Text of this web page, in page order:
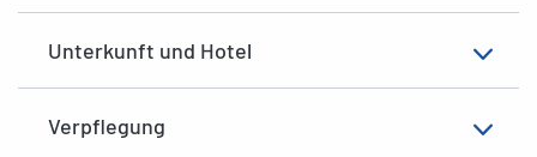
Unterkunft und Hotel
Verpflegung